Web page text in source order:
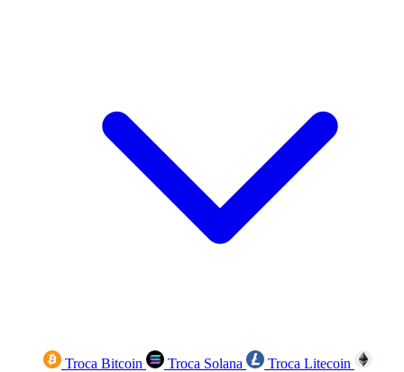
Troca Bitcoin Troca Solana
Troca Litecoin